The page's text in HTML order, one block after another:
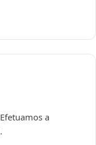
a